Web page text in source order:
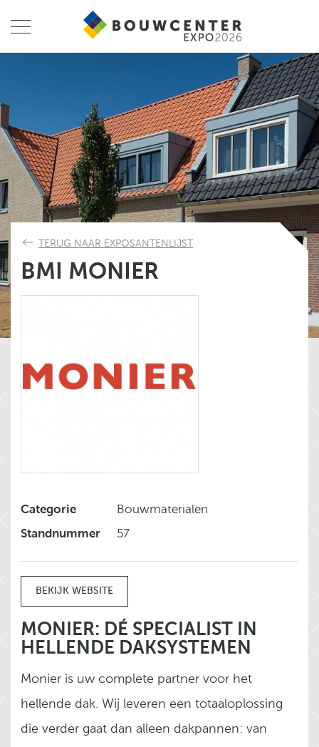
TERUG NAAR EXPOSANTENLIJST
BMI MONIER
Categorie
Bouwmaterialen
Standnummer
57
BEKIJK WEBSITE
MONIER: DÉ SPECIALIST IN
HELLENDE DAKSYSTEMEN
Monier is uw complete partner voor het
hellende dak. Wij leveren een totaaloplossing
die verder gaat dan alleen dakpannen: van